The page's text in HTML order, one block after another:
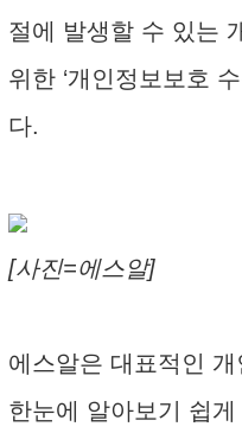
절에 발생할 수 있는
위한 ‘개인정보보호
다.
[사진=에스알]
에스알은 대표적인
한눈에 알아보기 쉽